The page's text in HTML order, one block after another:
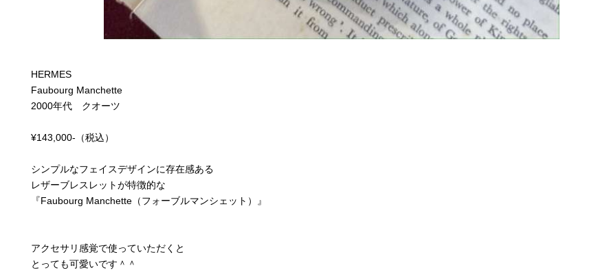
HERMES
Faubourg Manchette
2000年代 クオーツ
¥143,000-（税込）
シンプルなフェイスデザインに存在感ある
レザーブレスレットが特徴的な
『Faubourg Manchette（フォーブルマンシェット）』
アクセサリ感覚で使っていただくと
とっても可愛いです＾＾